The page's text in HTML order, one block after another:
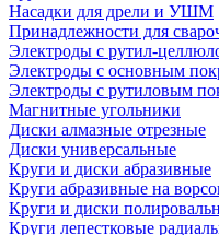
Насадки для дрели и УШМ
Принадлежности для
Электроды с рутил-
Электроды с основным
Электроды с рутиловым
Магнитные угольники
Диски алмазные отрезные
Диски универсальные
Круги и диски абразивные
Круги абразивные на
Круги и диски
Круги лепестковые